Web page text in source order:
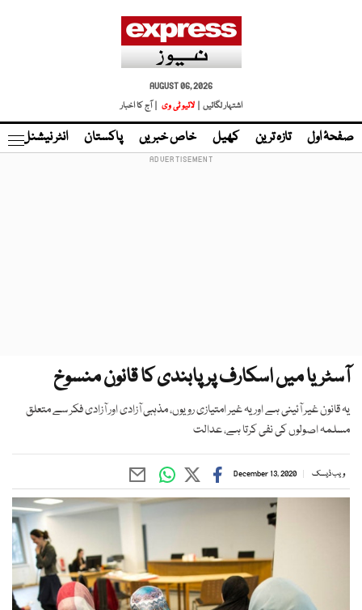
AUGUST 06, 2026
اشتہار لگائیں |
لائیو ٹی وی | آج کا اخبار
صفحۂ اول تازہ ترین کھیل خاص خبریں پاکستان انٹر نیشنل
آسٹریا میں اسکارف پر پابندی کا قانون منسوخ
یہ قانون غیر آئینی ہے اور یہ غیر امتیازی رویوں، مذہبی آزادی اور آزادی فکر سے متعلق
مسلمہ اصولوں کی نفی کرتا ہے، عدالت
ویب ڈیسک December 13, 2020